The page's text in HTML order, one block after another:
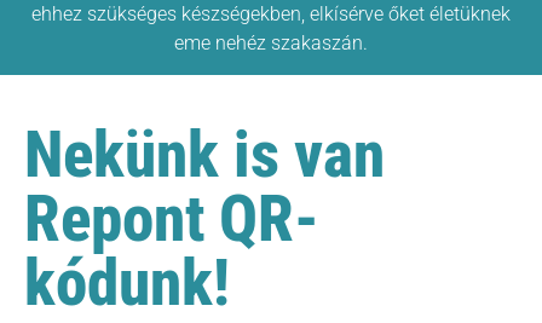
ehhez szükséges készségekben, elkísérve őket életüknek
eme nehéz szakaszán.
Nekünk is van
Repont QR-
kódunk!